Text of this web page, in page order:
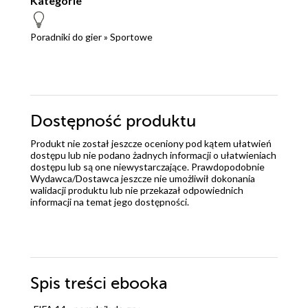
Poradniki do gier» Sportowe
Dostępność produktu
Produkt nie został jeszcze oceniony pod kątem ułatwień
dostępu lub nie podano żadnych informacji o ułatwieniach
dostępu lub są one niewystarczające. Prawdopodobnie
Wydawca/Dostawca jeszcze nie umożliwił dokonania
walidacji produktu lub nie przekazał odpowiednich
informacji na temat jego dostępności.
Spis treści ebooka